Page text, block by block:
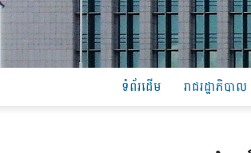
ទំព័រដើម រាជរដ្ឋាភិបាល